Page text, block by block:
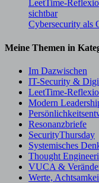
LeetTime-
sichtbar
Cybersecurity als
Meine Themen in
Im Dazwischen
IT-Security &
LeetTime-
Modern
Resonanzbriefe
SecurityThursday
Systemisches
Thought
VUCA &
Werte,